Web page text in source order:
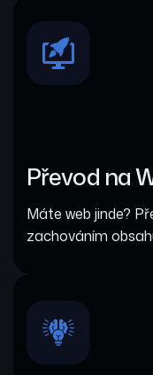
Převod na
Máte web jinde?
zachováním